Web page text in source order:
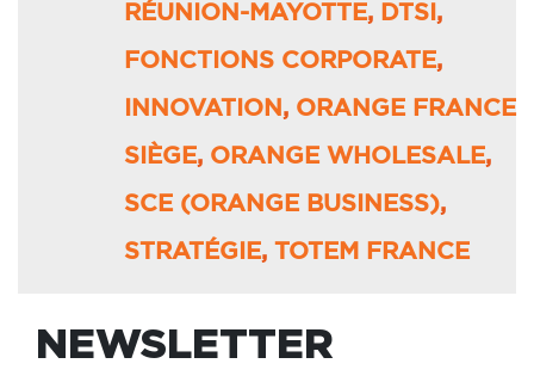
RÉUNION-MAYOTTE, DTSI ,
FONCTIONS CORPORATE,
INNOVATION , ORANGE FRANCE
SIÈGE, ORANGE WHOLESALE,
SCE (ORANGE BUSINESS),
STRATÉGIE, TOTEM FRANCE
NEWSLETTER